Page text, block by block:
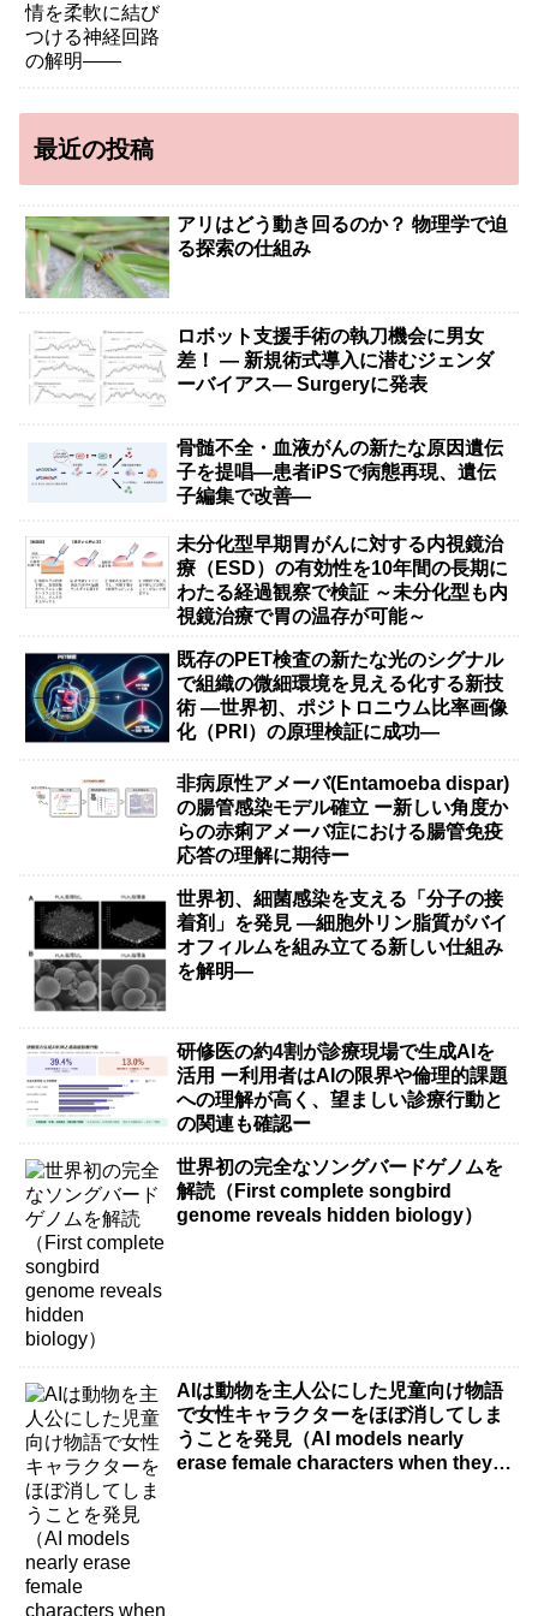
最近の投稿
アリはどう動き回るのか？ 物理学で迫
る探索の仕組み
ロボット支援手術の執刀機会に男女
差！ — 新規術式導入に潜むジェンダ
ーバイアス— Surgeryに発表
骨髄不全・血液がんの新たな原因遺伝
子を提唱―患者iPSで病態再現、遺伝
子編集で改善―
未分化型早期胃がんに対する内視鏡治
療（ESD）の有効性を10年間の長期に
わたる経過観察で検証 ～未分化型も内
視鏡治療で胃の温存が可能～
既存のPET検査の新たな光のシグナル
で組織の微細環境を見える化する新技
術 ―世界初、ポジトロニウム比率画像
化（PRI）の原理検証に成功―
非病原性アメーバ(Entamoeba dispar)
の腸管感染モデル確立 ー新しい角度か
らの赤痢アメーバ症における腸管免疫
応答の理解に期待ー
世界初、細菌感染を支える「分子の接
着剤」を発見 ―細胞外リン脂質がバイ
オフィルムを組み立てる新しい仕組み
を解明―
研修医の約4割が診療現場で生成AIを
活用 ー利用者はAIの限界や倫理的課題
への理解が高く、望ましい診療行動と
の関連も確認ー
世界初の完全なソングバードゲノムを
解読（First complete songbird
genome reveals hidden biology）
AIは動物を主人公にした児童向け物語
で女性キャラクターをほぼ消してしま
うことを発見（AI models nearly
erase female characters when they